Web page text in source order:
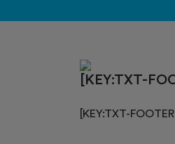
[KEY:TXT-
[KEY:TXT-